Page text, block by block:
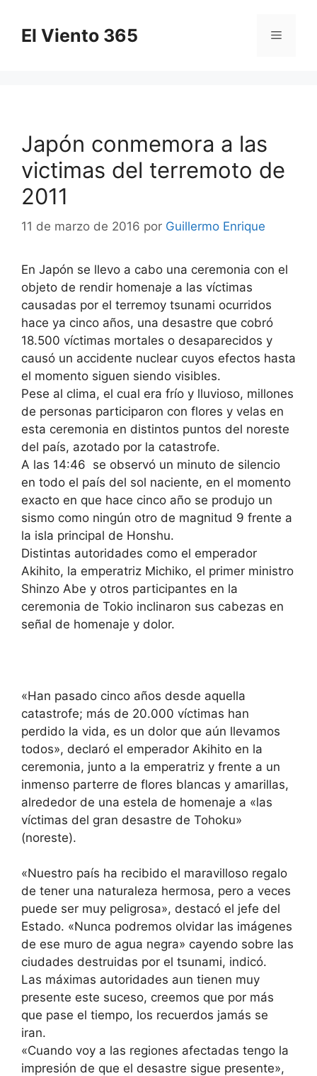
contenido
El Viento 365 Menú
Japón conmemora a las
victimas del terremoto de
2011
11 de marzo de 2016 por Guillermo Enrique
En Japón se llevo a cabo una ceremonia con el
objeto de rendir homenaje a las víctimas
causadas por el terremoy tsunami ocurridos
hace ya cinco años, una desastre que cobró
18.500 víctimas mortales o desaparecidos y
causó un accidente nuclear cuyos efectos hasta
el momento siguen siendo visibles.
Pese al clima, el cual era frío y lluvioso, millones
de personas participaron con flores y velas en
esta ceremonia en distintos puntos del noreste
del país, azotado por la catastrofe.
A las 14:46 se observó un minuto de silencio
en todo el país del sol naciente, en el momento
exacto en que hace cinco año se produjo un
sismo como ningún otro de magnitud 9 frente a
la isla principal de Honshu.
Distintas autoridades como el emperador
Akihito, la emperatriz Michiko, el primer ministro
Shinzo Abe y otros participantes en la
ceremonia de Tokio inclinaron sus cabezas en
señal de homenaje y dolor.
«Han pasado cinco años desde aquella
catastrofe; más de 20.000 víctimas han
perdido la vida, es un dolor que aún llevamos
todos», declaró el emperador Akihito en la
ceremonia, junto a la emperatriz y frente a un
inmenso parterre de flores blancas y amarillas,
alrededor de una estela de homenaje a «las
víctimas del gran desastre de Tohoku»
(noreste).
«Nuestro país ha recibido el maravilloso regalo
de tener una naturaleza hermosa, pero a veces
puede ser muy peligrosa», destacó el jefe del
Estado. «Nunca podremos olvidar las imágenes
de ese muro de agua negra» cayendo sobre las
ciudades destruidas por el tsunami, indicó.
Las máximas autoridades aun tienen muy
presente este suceso, creemos que por más
que pase el tiempo, los recuerdos jamás se
iran.
«Cuando voy a las regiones afectadas tengo la
impresión de que el desastre sigue presente»,